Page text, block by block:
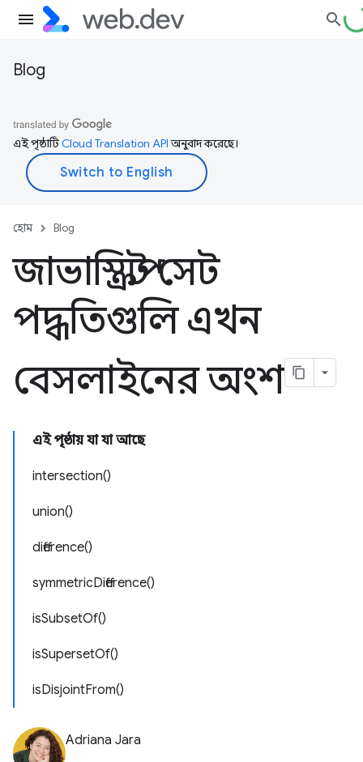
Blog
এই পৃষ্ঠাটিCloud Translation APIঅনুবাদ করেছে।
হোম Blog
জাভাস্ক্রিপ্ট সেট
পদ্ধতিগুলি এখন
বেসলাইনের অংশ
এই পৃষ্ঠায় যা যা আছে
intersection()
union()
difference()
symmetricDifference()
isSubsetOf()
isSupersetOf()
isDisjointFrom()
Adriana Jara